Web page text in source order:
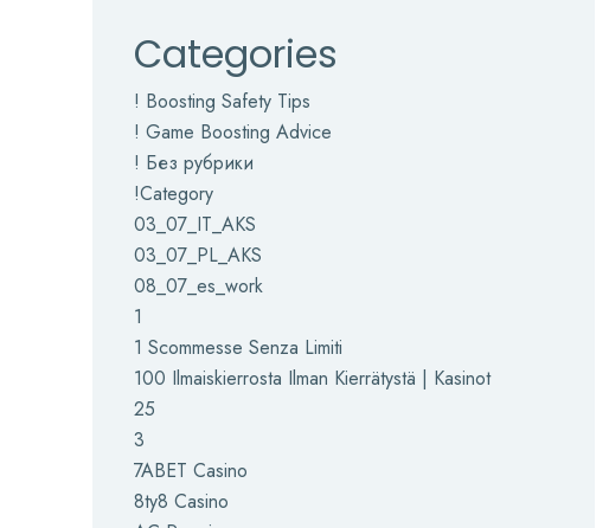
Categories
! Boosting Safety Tips
! Game Boosting Advice
! Без рубрики
!Category
03_07_IT_AKS
03_07_PL_AKS
08_07_es_work
1
1 Scommesse Senza Limiti
100 Ilmaiskierrosta Ilman Kierrätystä | Kasinot
25
3
7ABET Casino
8ty8 Casino